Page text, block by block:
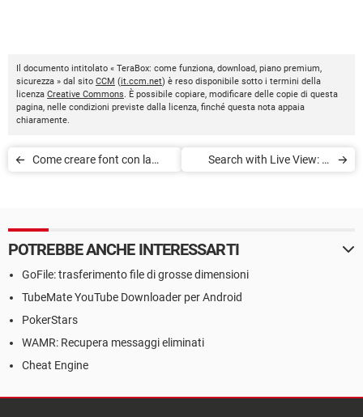
Il documento intitolato « TeraBox: come funziona, download, piano premium,
sicurezza » dal sito CCM (it.ccm.net) è reso disponibile sotto i termini della
licenza Creative Commons. È possibile copiare, modificare delle copie di questa
pagina, nelle condizioni previste dalla licenza, finché questa nota appaia
chiaramente.
Come creare font con la
Search with Live View: la
POTREBBE ANCHE INTERESSARTI
GoFile: trasferimento file di grosse dimensioni
TubeMate YouTube Downloader per Android
PokerStars
WAMR: Recupera messaggi eliminati
Cheat Engine